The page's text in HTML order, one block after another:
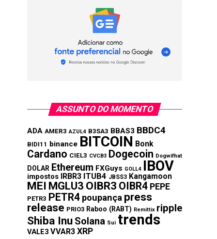
ASSUNTO DO MOMENTO
ADA AMER3 AZUL4 B3SA3 BBAS3 BBDC4
BIDI11 binance BITCOIN Bonk
Cardano CIEL3 CVCB3 Dogecoin Dogwifhat
DOLAR Ethereum FXGuys GOLL4 IBOV
impostos IRBR3 ITUB4 JBSS3 Kangamoon
MEI MGLU3 OIBR3 OIBR4 PEPE
PETR3 PETR4 poupança press
release PRIO3 Raboo (RABT) Remittix ripple
Shiba Inu Solana Sui trends
VALE3 VVAR3 XRP